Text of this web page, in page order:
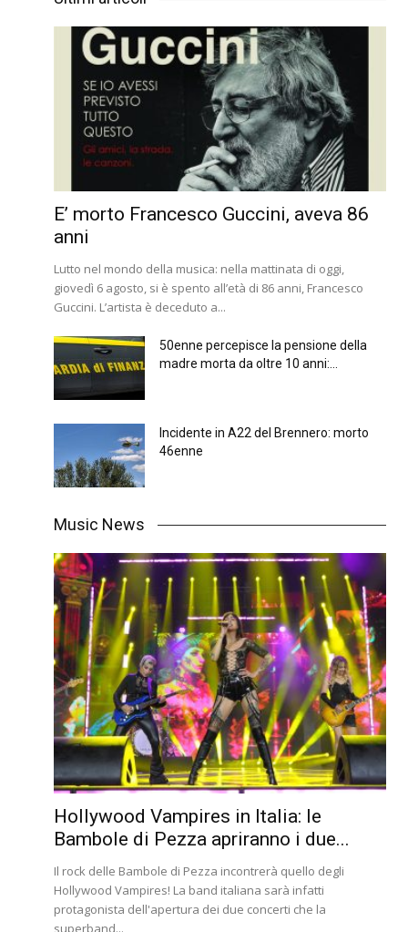
E’ morto Francesco Guccini, aveva 86
anni
Lutto nel mondo della musica: nella mattinata di oggi,
giovedì 6 agosto, si è spento all’età di 86 anni, Francesco
Guccini. L’artista è deceduto a...
50enne percepisce la pensione della
madre morta da oltre 10 anni:...
Incidente in A22 del Brennero: morto
46enne
Music News
Hollywood Vampires in Italia: le
Bambole di Pezza apriranno i due...
Il rock delle Bambole di Pezza incontrerà quello degli
Hollywood Vampires! La band italiana sarà infatti
protagonista dell'apertura dei due concerti che la
superband...